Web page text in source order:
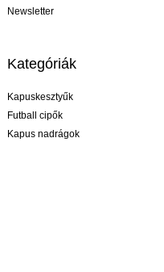
Newsletter
Kategóriák
Kapuskesztyűk
Futball cipők
Kapus nadrágok